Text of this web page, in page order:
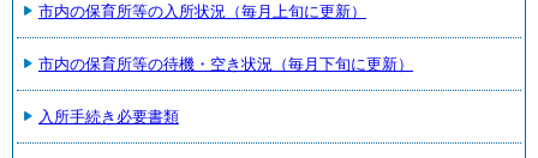
市内の保育所等の入所状況（毎月上旬に更新）
市内の保育所等の待機・空き状況（毎月下旬に更新）
入所手続き必要書類